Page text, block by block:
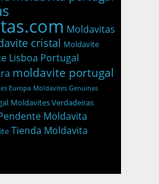
Moldavitas
cristal Moldavite
Lisboa Portugal
moldavite portugal
Europa Moldavites Genuinas
Moldavites Verdadeiras
Moldavita
Tienda Moldavita